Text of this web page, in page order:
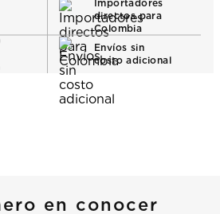
Importadores
directos para
Colombia
Envíos sin
costo adicional
en conocer